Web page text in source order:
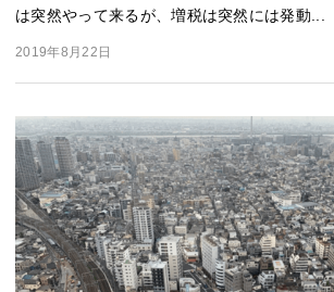
は突然やって来るが、増税は突然には発動...
2019年8月22日